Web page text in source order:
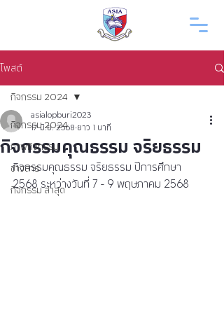
โพสต์
กิจกรรม 2024
ภาพกิจกรรม
ข่าวสาร
กิจกรรม ล่าสุด
กิจกรรม 2024
กิจกรรมคุณธรรม จริยธรรม
asialopburi2023
17 มิ.ย. 2568 ยาว 1 นาที
กิจกรรมคุณธรรม จริยธรรม ปีการศึกษา
2568 ระหว่างวันที่ 7 - 9 พฤษภาคม 2568